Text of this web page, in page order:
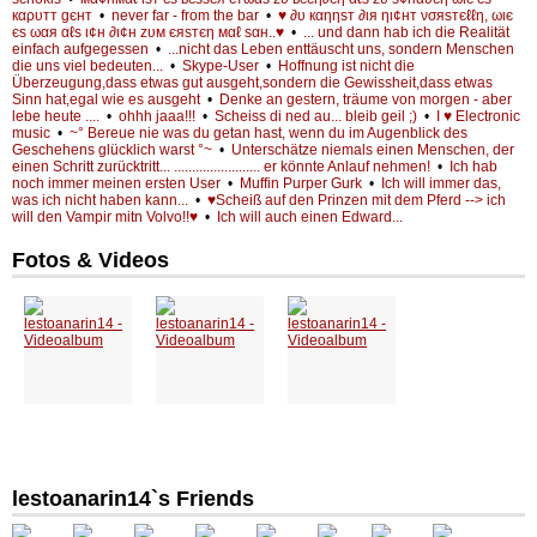
кαρυтт gєнт • never far - from the bar • ♥ ∂υ кαηηѕт ∂ιя ηι¢нт νσяѕтєℓℓη, ωιє
єѕ ωαя αℓѕ ι¢н ∂ι¢н zυм єяѕтєη мαℓ ѕαн..♥ • ... und dann hab ich die Realität
einfach aufgegessen • ...nicht das Leben enttäuscht uns, sondern Menschen
die uns viel bedeuten... • Skype-User • Hoffnung ist nicht die
Überzeugung,dass etwas gut ausgeht,sondern die Gewissheit,dass etwas
Sinn hat,egal wie es ausgeht • Denke an gestern, träume von morgen - aber
lebe heute .... • ohhh jaaa!!! • Scheiss di ned au... bleib geil ;) •
I ♥ Electronic
music • ~° Bereue nie was du getan hast, wenn du im Augenblick des
Geschehens glücklich warst °~ • Unterschätze niemals einen Menschen, der
einen Schritt zurücktritt... ........................ er könnte Anlauf nehmen! •
Ich hab
noch immer meinen ersten User • Muffin Purper Gurk •
Ich will immer das,
was ich nicht haben kann... • ♥Scheiß auf den Prinzen mit dem Pferd --> ich
will den Vampir mitn Volvo!!♥ • Ich will auch einen Edward...
Fotos & Videos
lestoanarin14`s Friends